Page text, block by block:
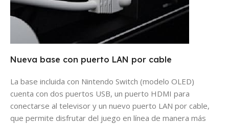
Nueva base con puerto LAN por cable
La base incluida con Nintendo Switch (modelo OLED)
cuenta con dos puertos USB, un puerto HDMI para
conectarse al televisor y un nuevo puerto LAN por cable,
que permite disfrutar del juego en línea de manera más